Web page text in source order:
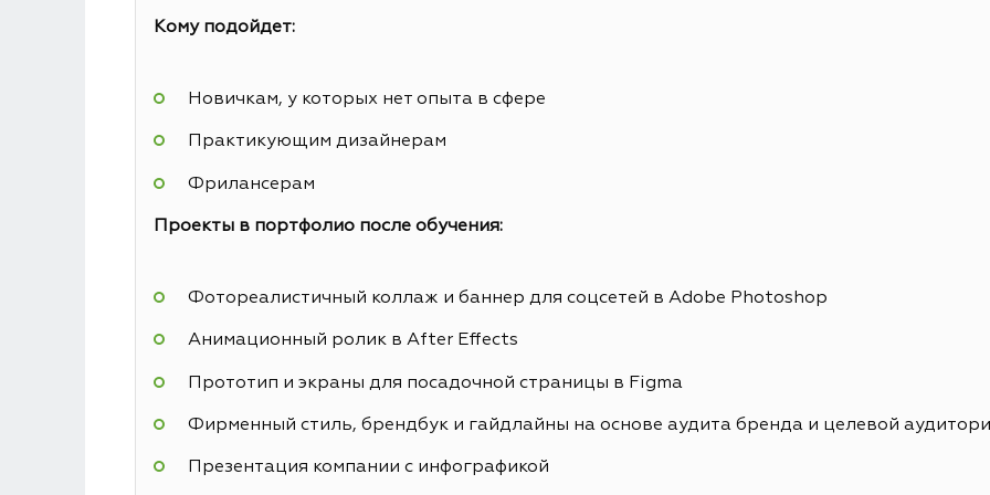
Кому подойдет:
Новичкам, у которых нет опыта в сфере
Практикующим дизайнерам
Фрилансерам
Проекты в портфолио после обучения:
Фотореалистичный коллаж и баннер для соцсетей в Adobe Photoshop
Анимационный ролик в After Effects
Прототип и экраны для посадочной страницы в Figma
Фирменный стиль, брендбук и гайдлайны на основе аудита бренда и целевой
Презентация компании с инфографикой